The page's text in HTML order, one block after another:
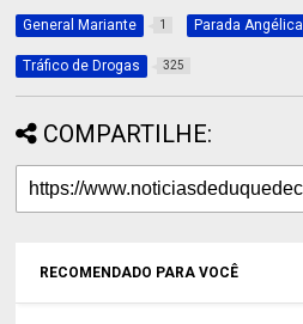
General Mariante 1 Parada Angélica
Tráfico de Drogas 325
COMPARTILHE:
RECOMENDADO PARA VOCÊ